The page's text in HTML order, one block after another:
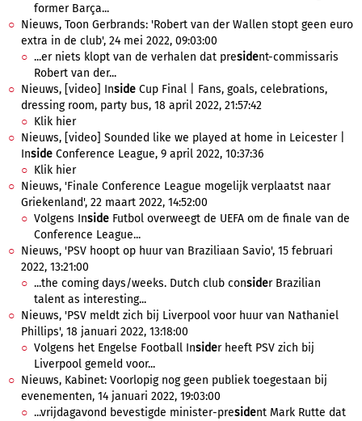
former Barça...
Nieuws, Toon Gerbrands: 'Robert van der Wallen stopt geen euro
extra in de club', 24 mei 2022, 09:03:00
...er niets klopt van de verhalen dat president-commissaris
Robert van der...
Nieuws, [video] Inside Cup Final | Fans, goals, celebrations,
dressing room, party bus, 18 april 2022, 21:57:42
Klik hier
Nieuws, [video] Sounded like we played at home in Leicester |
Inside Conference League, 9 april 2022, 10:37:36
Klik hier
Nieuws, 'Finale Conference League mogelijk verplaatst naar
Griekenland', 22 maart 2022, 14:52:00
Volgens Inside Futbol overweegt de UEFA om de finale van de
Conference League...
Nieuws, 'PSV hoopt op huur van Braziliaan Savio', 15 februari
2022, 13:21:00
...the coming days/weeks. Dutch club consider Brazilian
talent as interesting...
Nieuws, 'PSV meldt zich bij Liverpool voor huur van Nathaniel
Phillips', 18 januari 2022, 13:18:00
Volgens het Engelse Football Insider heeft PSV zich bij
Liverpool gemeld voor...
Nieuws, Kabinet: Voorlopig nog geen publiek toegestaan bij
evenementen, 14 januari 2022, 19:03:00
...vrijdagavond bevestigde minister-president Mark Rutte dat